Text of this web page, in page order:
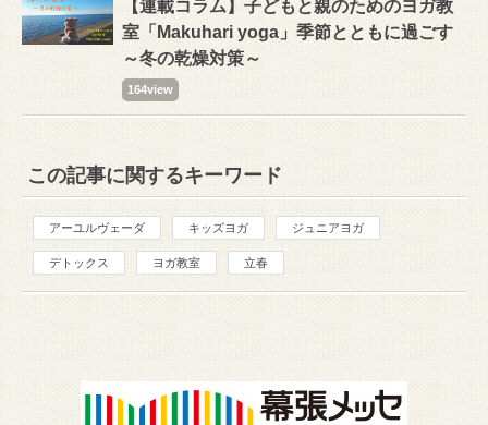
【連載コラム】子どもと親のためのヨガ教
室「Makuhari yoga」季節とともに過ごす
～冬の乾燥対策～
164view
この記事に関するキーワード
アーユルヴェーダ キッズヨガ ジュニアヨガ
デトックス ヨガ教室 立春